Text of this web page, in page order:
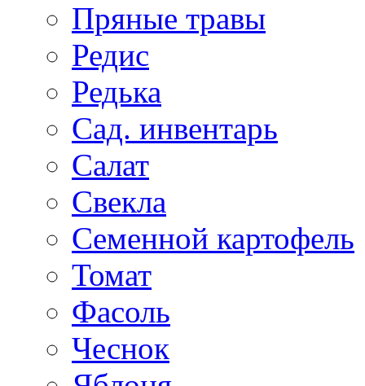
Пряные травы
Редис
Редька
Сад. инвентарь
Салат
Свекла
Семенной картофель
Томат
Фасоль
Чеснок